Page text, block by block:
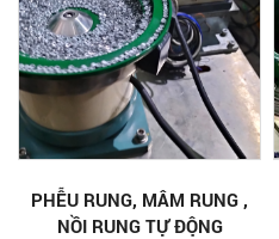
PHỄU RUNG, MÂM RUNG ,
NỒI RUNG TỰ ĐỘNG